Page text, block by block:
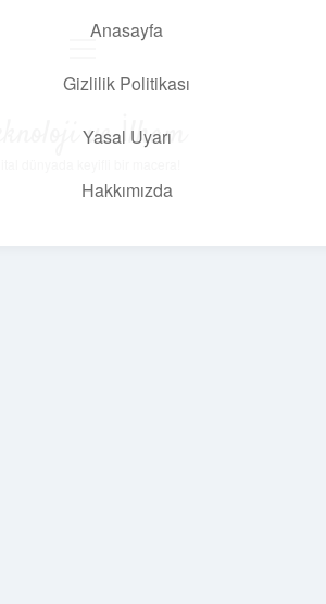
Anasayfa
Gizlilik Politikası
Yasal Uyarı
Hakkımızda
Teknoloji ve İlham